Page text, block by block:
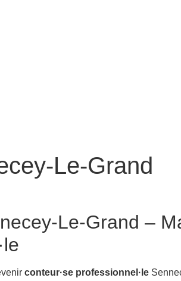
Le-Grand
Le-Grand –
conteur·se professionnel·le